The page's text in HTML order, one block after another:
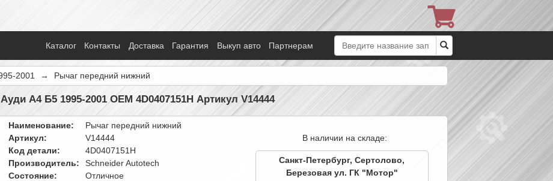
Каталог Контакты Доставка Гарантия Выкуп авто Партнерам
2001 → Рычаг передний нижний
А4 Б5 1995-2001 OEM 4D0407151H Артикул V14444
Наименование:
Рычаг передний нижний
Артикул:
V14444
Код детали:
4D0407151H
Производитель:
Schneider Autotech
Состояние:
Отличное
В наличии на складе:
Санкт-Петербург, Сертолово,
Березовая ул. ГК "Мотор"